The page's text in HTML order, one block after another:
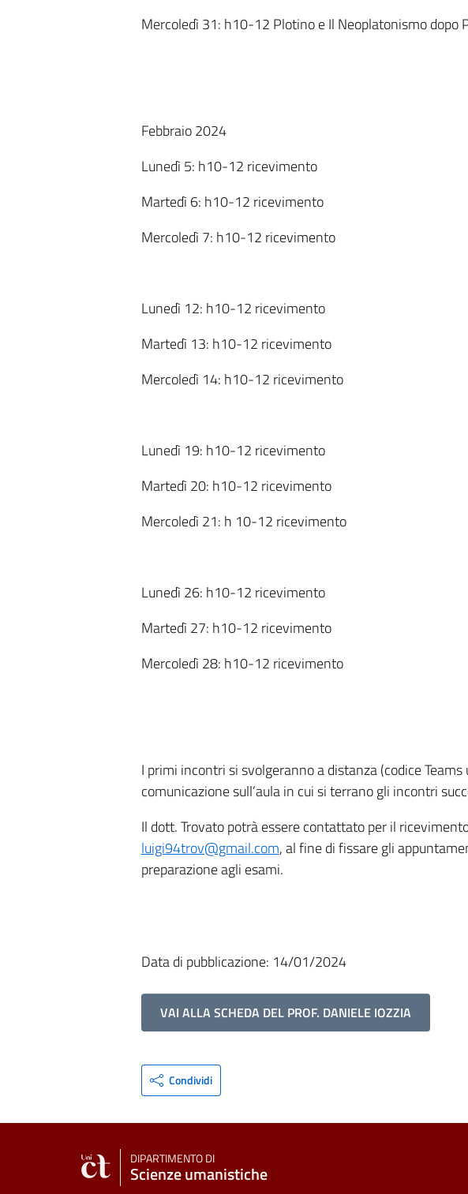
Mercoledì 31: h10-12 Plotino e Il Neoplatonismo
Febbraio 2024
Lunedì 5: h10-12 ricevimento
Martedì 6: h10-12 ricevimento
Mercoledì 7: h10-12 ricevimento
Lunedì 12: h10-12 ricevimento
Martedì 13: h10-12 ricevimento
Mercoledì 14: h10-12 ricevimento
Lunedì 19: h10-12 ricevimento
Martedì 20: h10-12 ricevimento
Mercoledì 21: h 10-12 ricevimento
Lunedì 26: h10-12 ricevimento
Martedì 27: h10-12 ricevimento
Mercoledì 28: h10-12 ricevimento
I primi incontri si svolgeranno a distanza (codice
comunicazione sull’aula in cui si terrano gli incontri
Il dott. Trovato potrà essere contattato per il
luigi94trov@gmail.com, al fine di fissare gli
preparazione agli esami.
Data di pubblicazione: 14/01/2024
VAI ALLA SCHEDA DEL PROF. DANIELE IOZZIA
Condividi
DIPARTIMENTO DI
Scienze umanistiche